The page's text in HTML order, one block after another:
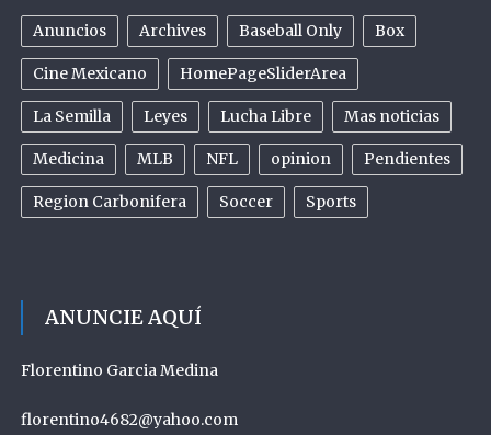
Anuncios Archives Baseball Only Box
Cine Mexicano HomePageSliderArea
La Semilla Leyes Lucha Libre Mas noticias
Medicina MLB NFL opinion Pendientes
Region Carbonifera Soccer Sports
ANUNCIE AQUÍ
Florentino Garcia Medina
florentino4682@yahoo.com